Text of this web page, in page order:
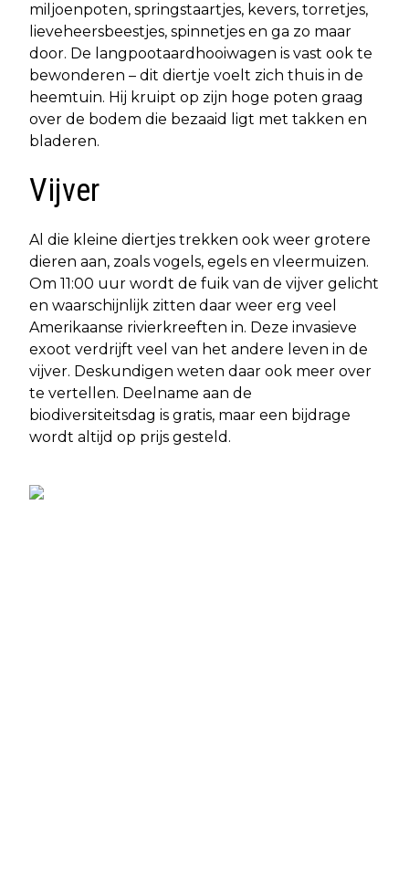
miljoenpoten, springstaartjes, kevers, torretjes,
lieveheersbeestjes, spinnetjes en ga zo maar
door. De langpootaardhooiwagen is vast ook te
bewonderen – dit diertje voelt zich thuis in de
heemtuin. Hij kruipt op zijn hoge poten graag
over de bodem die bezaaid ligt met takken en
bladeren.
Vijver
Al die kleine diertjes trekken ook weer grotere
dieren aan, zoals vogels, egels en vleermuizen.
Om 11:00 uur wordt de fuik van de vijver gelicht
en waarschijnlijk zitten daar weer erg veel
Amerikaanse rivierkreeften in. Deze invasieve
exoot verdrijft veel van het andere leven in de
vijver. Deskundigen weten daar ook meer over
te vertellen. Deelname aan de
biodiversiteitsdag is gratis, maar een bijdrage
wordt altijd op prijs gesteld.